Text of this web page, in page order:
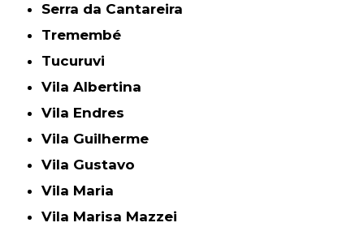
Serra da Cantareira
Tremembé
Tucuruvi
Vila Albertina
Vila Endres
Vila Guilherme
Vila Gustavo
Vila Maria
Vila Marisa Mazzei